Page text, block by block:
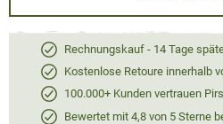
Rechnungskauf - 14 Tage
Kostenlose Retoure innerhalb
100.000+ Kunden vertrauen
Bewertet mit 4,8 von 5 Sterne